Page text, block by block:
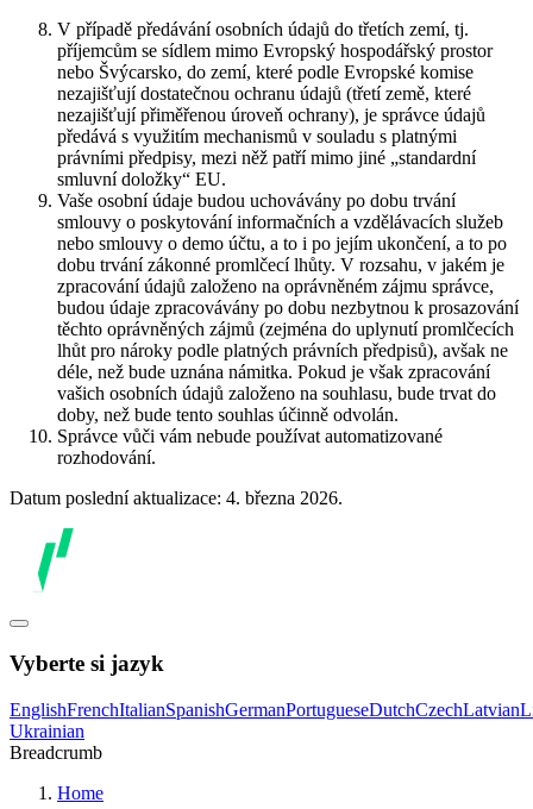
V případě předávání osobních údajů do třetích zemí, tj.
příjemcům se sídlem mimo Evropský hospodářský prostor
nebo Švýcarsko, do zemí, které podle Evropské komise
nezajišťují dostatečnou ochranu údajů (třetí země, které
nezajišťují přiměřenou úroveň ochrany), je správce údajů
předává s využitím mechanismů v souladu s platnými
právními předpisy, mezi něž patří mimo jiné „standardní
smluvní doložky“ EU.
Vaše osobní údaje budou uchovávány po dobu trvání
smlouvy o poskytování informačních a vzdělávacích služeb
nebo smlouvy o demo účtu, a to i po jejím ukončení, a to po
dobu trvání zákonné promlčecí lhůty. V rozsahu, v jakém je
zpracování údajů založeno na oprávněném zájmu správce,
budou údaje zpracovávány po dobu nezbytnou k prosazování
těchto oprávněných zájmů (zejména do uplynutí promlčecích
lhůt pro nároky podle platných právních předpisů), avšak ne
déle, než bude uznána námitka. Pokud je však zpracování
vašich osobních údajů založeno na souhlasu, bude trvat do
doby, než bude tento souhlas účinně odvolán.
Správce vůči vám nebude používat automatizované
rozhodování.
Datum poslední aktualizace: 4. března 2026.
Vyberte si jazyk
EnglishFrenchItalianSpanishGermanPortugueseDutchCzechLatvian
Ukrainian
Breadcrumb
Home